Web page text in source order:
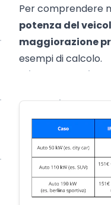
Per comprendere
potenza del
maggiorazione
esempi di calcolo.